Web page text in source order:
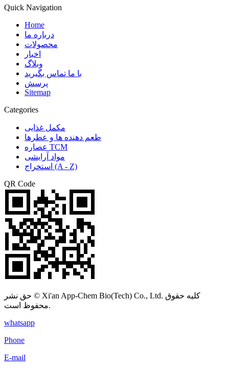
Quick Navigation
Home
درباره ما
محصولات
اخبار
وبلاگ
با ما تماس بگیرید
پرسش
Sitemap
Categories
مکمل غذایی
طعم دهنده ها و عطرها
عصاره TCM
مواد آرایشی
استخراج (A - Z)
QR Code
حق نشر © Xi'an App-Chem Bio(Tech) Co., Ltd. کلیه حقوق
محفوظ است.
whatsapp
Phone
E-mail